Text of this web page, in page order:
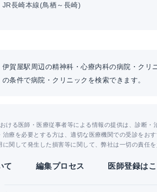
JR長崎本線(鳥栖～長崎)
伊賀屋駅周辺の精神科・心療内科の病院・ク
の条件で病院・クリニックを検索できます。
ける医師・医療従事者等による情報の提供は、診断・
治療を必要とする方は、適切な医療機関での受診をおす
関して発生した損害等に関して、弊社は一切の責任
て 編集プロセス 医師登録は